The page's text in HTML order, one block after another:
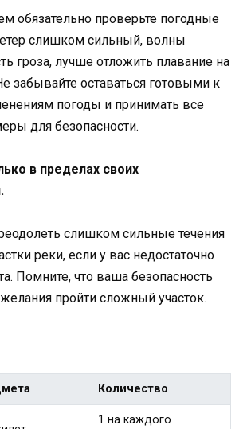
обязательно проверьте погодные
слишком сильный, волны
гроза, лучше отложить плавание на
забывайте оставаться готовыми к
погоды и принимать все
для безопасности.
в пределах своих
слишком сильные течения
реки, если у вас недостаточно
Помните, что ваша безопасность
пройти сложный участок.
Количество
1 на каждого